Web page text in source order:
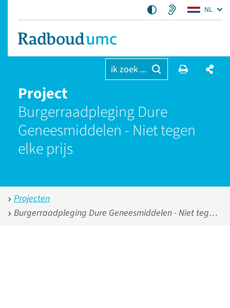
NL
ik zoek ...
Project
Burgerraadpleging Dure
Geneesmiddelen - Niet tegen
elke prijs
Projecten
Burgerraadpleging Dure Geneesmiddelen - Niet tegen elke prijs